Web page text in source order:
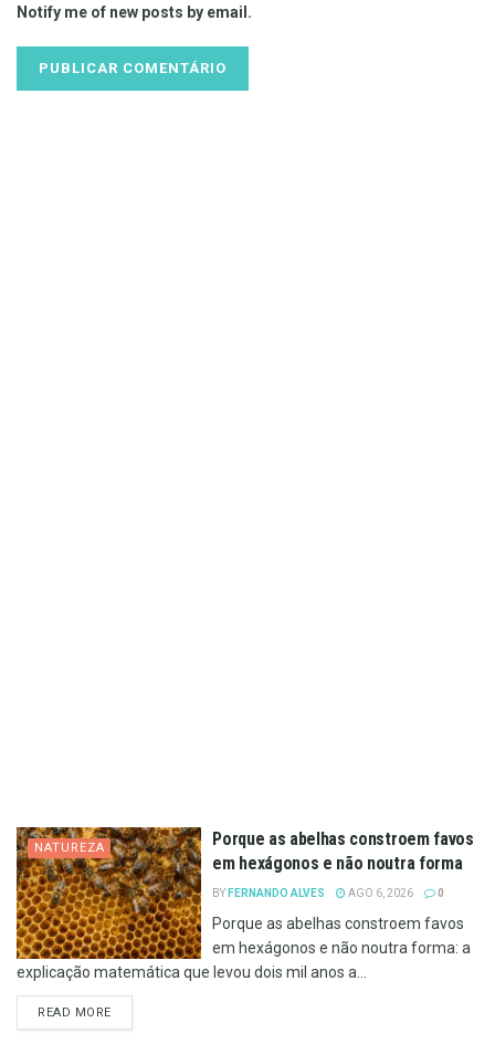
Notify me of new posts by email.
NATUREZA
Porque as abelhas constroem favos
em hexágonos e não noutra forma
BY FERNANDO ALVES AGO 6, 2026 0
Porque as abelhas constroem favos
em hexágonos e não noutra forma: a
explicação matemática que levou dois mil anos a...
READ MOREDETAILS